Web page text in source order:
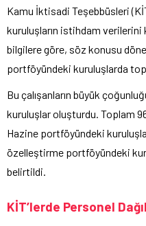
Kamu İktisadi Teşebbüsleri
kuruluşların istihdam verilerini
bilgilere göre, söz konusu
portföyündeki kuruluşlarda
Bu çalışanların büyük
kuruluşlar oluşturdu. Toplam 96
Hazine portföyündeki
özelleştirme portföyündeki
belirtildi.
KİT’lerde Personel